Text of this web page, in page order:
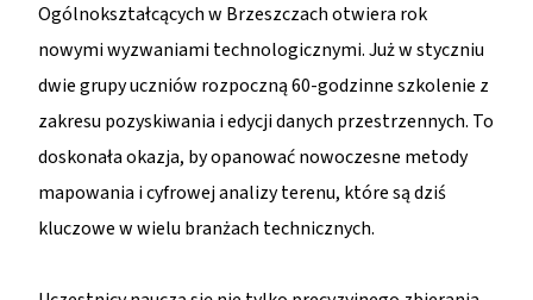
Ogólnokształcących w Brzeszczach otwiera rok
nowymi wyzwaniami technologicznymi. Już w styczniu
dwie grupy uczniów rozpoczną 60-godzinne szkolenie z
zakresu pozyskiwania i edycji danych przestrzennych. To
doskonała okazja, by opanować nowoczesne metody
mapowania i cyfrowej analizy terenu, które są dziś
kluczowe w wielu branżach technicznych.